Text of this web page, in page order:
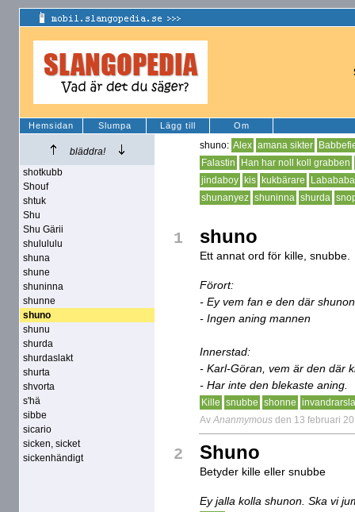
Hemsidan Slumpa Lägg till Om
bläddra!
shotkubb
Shouf
shtuk
Shu
Shu Gärii
shulululu
shuna
shune
shuninna
shunne
shuno
shunu
shurda
shurdaslakt
shurta
shvorta
s'hä
sibbe
sicario
sicken, sicket
sickenhändigt
shuno: Alex amana sikter
Falastin
Han har noll koll grabben
jindaboy
kis kukbärare
Labababa
shunanyez shuninna shurda
1 shuno
Ett annat ord för kille, snubbe.
Förort:
- Ey vem fan e den där
- Ingen aning mannen
Innerstad:
- Karl-Göran, vem är den där
- Har inte den blekaste aning.
Kille snubbe shonne
Av Ananmymous den 13 februari
2 Shuno
Betyder kille eller snubbe
Ey jalla kolla shunon. Ska vi